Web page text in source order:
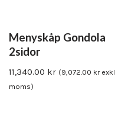
Menyskåp Gondola
2sidor
11,340.00 kr (9,072.00 krexkl.
moms)